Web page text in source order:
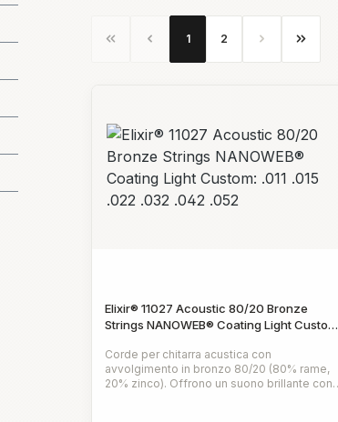
Pagina
1 Pagina
2
Elixir® 11027 Acoustic 80/20 Bronze
Strings NANOWEB® Coating Light Custom:
Corde per chitarra acustica con
avvolgimento in bronzo 80/20 (80% rame,
20% zinco). Offrono un suono brillante con